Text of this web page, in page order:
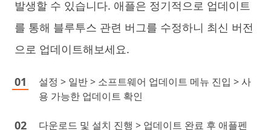
발생할 수 있습니다. 애플은 정기적으로 업데이트
를 통해 블루투스 관련 버그를 수정하니 최신 버전
으로 업데이트해보세요.
설정 > 일반 > 소프트웨어 업데이트 메뉴 진입 > 사
용 가능한 업데이트 확인
다운로드 및 설치 진행 > 업데이트 완료 후 애플펜